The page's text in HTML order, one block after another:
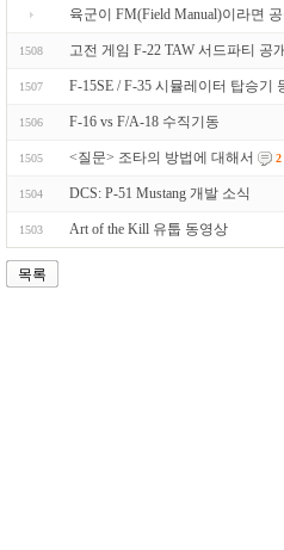
육군이 FM(Field Manual)이라면
1508 고전 게임 F-22 TAW 서드파티 공
1507 F-15SE / F-35 시뮬레이터 탑승기
1506 F-16 vs F/A-18 수직기동
1505 <질문> 조타의 방법에 대해서 2
1504 DCS: P-51 Mustang 개발 소식
1503 Art of the Kill 유툽 동영상
목록